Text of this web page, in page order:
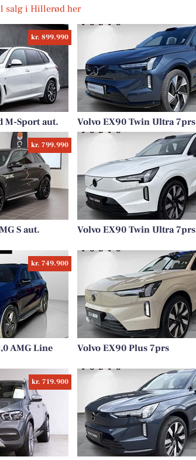
salg i Hillerød her
kr. 899.990
M-Sport aut. Volvo EX90 Twin Ultra 7prs
kr. 799.990
S aut.
Volvo EX90 Twin Ultra 7prs
kr. 749.900
AMG Line
Volvo EX90 Plus 7prs
kr. 719.900